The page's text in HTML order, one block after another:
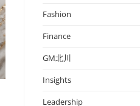
Fashion
Finance
GM北川
Insights
Leadership